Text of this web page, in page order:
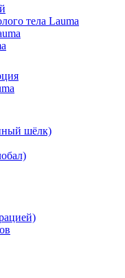
тела Lauma
шёлк)